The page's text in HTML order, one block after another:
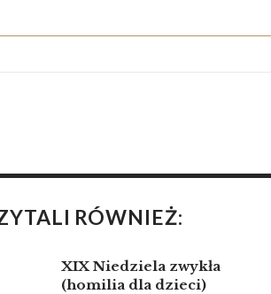
RÓWNIEŻ:
XIX Niedziela zwykła
(homilia dla dzieci)